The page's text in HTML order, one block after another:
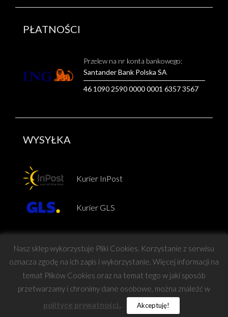
PŁATNOŚCI
Przelew na nr konta bankowego:
Santander Bank Polska SA
46 1090 2590 0000 0001 6357 3567
WYSYŁKA
Kurier InPost
Kurier GLS
Copyright © Force
projekt i wykonanie: Barteo Mastafu Design
Nasz sklep wykorzystuje Pliki Cookies. Korzystanie z serwisu
oznacza zgodę na ich zapis i wykorzystanie. Więcej informacji na
temat Plików Cookies oraz na temat tego w jaki sposób
przetwarzamy i chronimy dane osobowe, można znaleźć w
polityce prywatności.. Akceptuję!